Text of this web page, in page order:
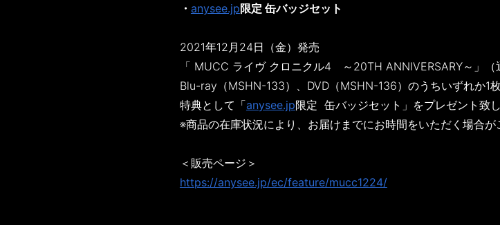
・ anysee.jp限定 缶バッジセット
2021年12月24日（金）発売
「 MUCC ライヴ クロニクル4 ～20TH ANNIVERSARY～」（
Blu-ray（MSHN-133）、DVD（MSHN-136）のうちいずれか1
特典として「anysee.jp限定 缶バッジセット」をプレゼント致し
※商品の在庫状況により、お届けまでにお時間をいただく場合が
＜販売ページ＞
https://anysee.jp/ec/feature/mucc1224/